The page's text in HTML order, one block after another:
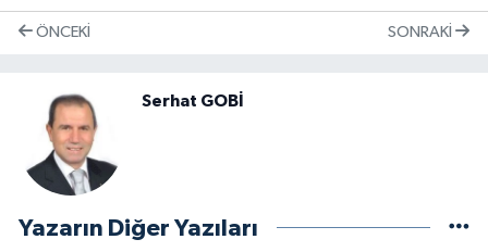
ÖNCEKI SONRAKI
Serhat GOBİ
Yazarın Diğer Yazıları